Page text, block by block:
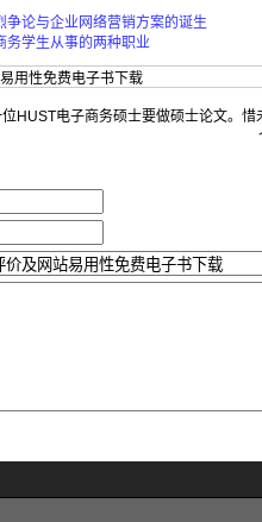
争论与企业网络营销方案的诞生
务学生从事的两种职业
用性免费电子书下载
位HUST电子商务硕士要做硕士论文。